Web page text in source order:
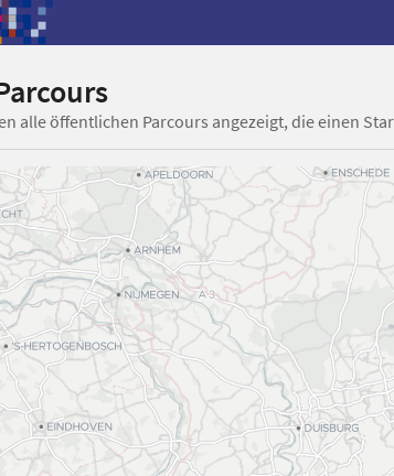
alle öffentlichen Parcours angezeigt, die einen